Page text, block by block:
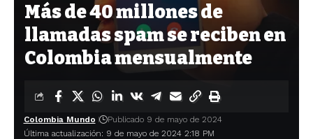
Más de 40 millones de
llamadas spam se reciben en
Colombia mensualmente
Última actualización: 9 de mayo de 2024 2:18 PM
Colombia Mundo Publicado 9 de mayo de 2024